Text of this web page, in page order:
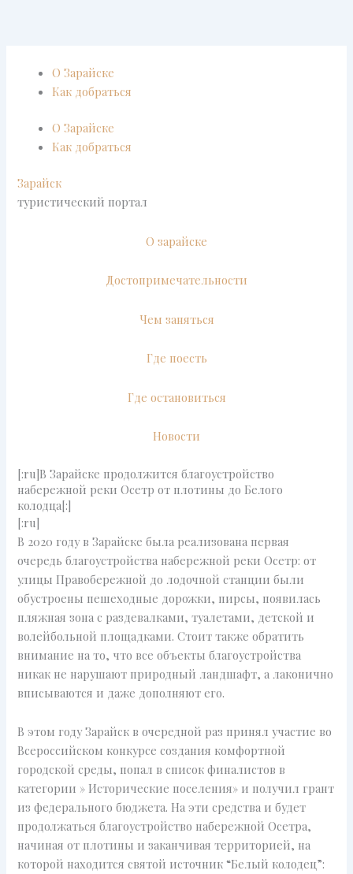
О Зарайске
Как добраться
О Зарайске
Как добраться
Зарайск
туристический портал
О зарайске
Достопримечательности
Чем заняться
Где поесть
Где остановиться
Новости
[:ru]В Зарайске продолжится благоустройство
набережной реки Осетр от плотины до Белого
колодца[:]
[:ru]
В 2020 году в Зарайске была реализована первая
очередь благоустройства набережной реки Осетр: от
улицы Правобережной до лодочной станции были
обустроены пешеходные дорожки, пирсы, появилась
пляжная зона с раздевалками, туалетами, детской и
волейбольной площадками. Стоит также обратить
внимание на то, что все объекты благоустройства
никак не нарушают природный ландшафт, а лаконично
вписываются и даже дополняют его.
В этом году Зарайск в очередной раз принял участие во
Всероссийском конкурсе создания комфортной
городской среды, попал в список финалистов в
категории » Исторические поселения» и получил грант
из федерального бюджета. На эти средства и будет
продолжаться благоустройство набережной Осетра,
начиная от плотины и заканчивая территорией, на
которой находится святой источник “Белый колодец”: